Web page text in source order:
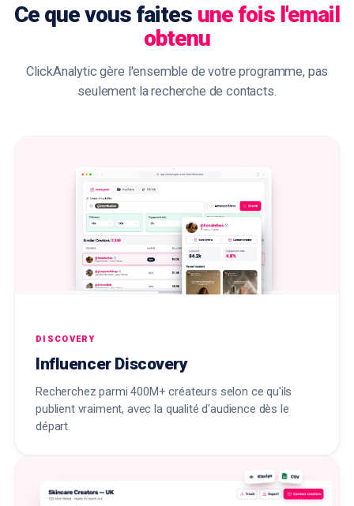
Ce que vous faites une fois l'email
obtenu
ClickAnalytic gère l'ensemble de votre programme, pas
seulement la recherche de contacts.
DISCOVERY
Influencer Discovery
Recherchez parmi 400M+ créateurs selon ce qu'ils
publient vraiment, avec la qualité d'audience dès le
départ.